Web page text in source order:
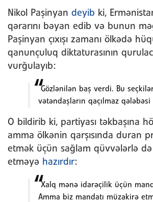
Nikol Paşinyan deyib ki,
qərarını bəyan edib və bunun
Paşinyan çıxışı zamanı ölkədə
qanunçuluq diktaturasının
vurğulayıb:
Gözlənilən baş verdi. Bu
vətəndaşların qaçılmaz
O bildirib ki, partiyası təkbaşına
amma ölkənin qarşısında duran
etmək üçün sağlam qüvvələrlə də
etməyə hazırdır:
Xalq mənə idarəçilik üçün
Amma biz mandatı müzakirə